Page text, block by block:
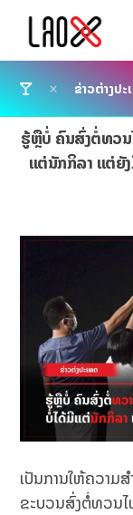
ຂ່າວຕ່າງປະ
ຮູ້ຫຼືບໍ່ ຄົນສົ່ງຕໍ່ທວນ
ແຕ່ນັກກິລາ ແຕ່
ເປັນການໃຫ້ຄວາ
ຂະບວນສົ່ງຕໍ່ທວນ